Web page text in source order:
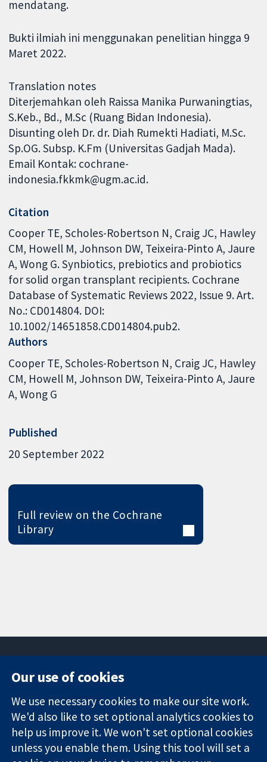
mendatang.
Bukti ilmiah ini menggunakan penelitian hingga 9
Maret 2022.
Translation notes
Diterjemahkan oleh Raissa Manika Purwaningtias,
S.Keb., Bd., M.Sc (Ruang Bidan Indonesia).
Disunting oleh Dr. dr. Diah Rumekti Hadiati, M.Sc.
Sp.OG. Subsp. K.Fm (Universitas Gadjah Mada).
Email Kontak: cochrane-
indonesia.fkkmk@ugm.ac.id.
Citation
Cooper TE, Scholes-Robertson N, Craig JC, Hawley
CM, Howell M, Johnson DW, Teixeira-Pinto A, Jaure
A, Wong G. Synbiotics, prebiotics and probiotics
for solid organ transplant recipients. Cochrane
Database of Systematic Reviews 2022, Issue 9. Art.
No.: CD014804. DOI:
10.1002/14651858.CD014804.pub2.
Authors
Cooper TE Scholes-Robertson N Craig JC Hawley
CM Howell M Johnson DW Teixeira-Pinto A Jaure
A Wong G
Published
20 September 2022
Full review on the Cochrane
Library
Trusted
evidence.
Informed
decisions.
Square
London
W1G 0AN
Inggris
News
Press office
About us
Jobs
Cochrane
Our use of cookies
We use necessary cookies to make our site work.
We'd also like to set optional analytics cookies to
help us improve it. We won't set optional cookies
unless you enable them. Using this tool will set a